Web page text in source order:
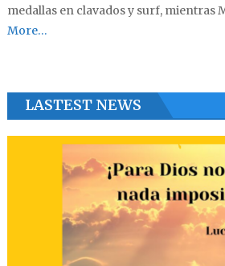
medallas en clavados y surf, mientras
More…
LASTEST NEWS